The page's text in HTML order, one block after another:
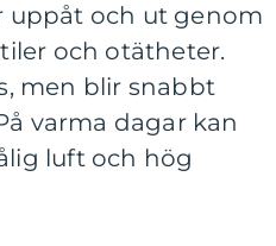
uppåt och ut genom
och otätheter.
men blir snabbt
varma dagar kan
luft och hög